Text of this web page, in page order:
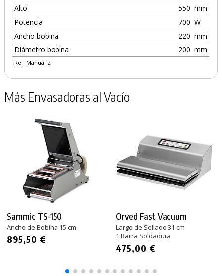
Alto
550 mm
Potencia
700 W
Ancho bobina
220 mm
Diámetro bobina
200 mm
Ref. Manual 2
Más Envasadoras al Vacío
Sammic TS-150
Ancho de Bobina 15 cm
895,50 €
Orved Fast Vacuum
Largo de Sellado 31 cm
1 Barra Soldadura
475,00 €